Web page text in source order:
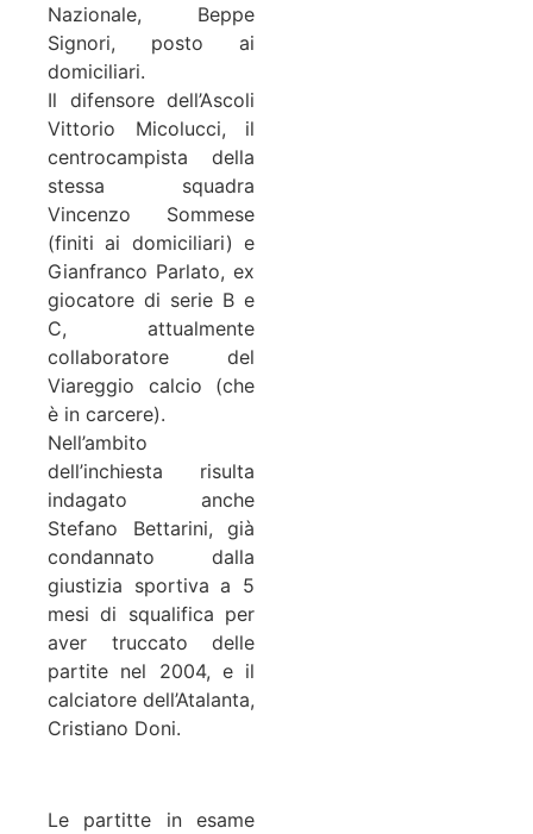
Nazionale, Beppe
Signori, posto ai
domiciliari.
Il difensore dell’Ascoli
Vittorio Micolucci, il
centrocampista della
stessa squadra
Vincenzo Sommese
(finiti ai domiciliari) e
Gianfranco Parlato, ex
giocatore di serie B e
C, attualmente
collaboratore del
Viareggio calcio (che
è in carcere).
Nell’ambito
dell’inchiesta risulta
indagato anche
Stefano Bettarini, già
condannato dalla
giustizia sportiva a 5
mesi di squalifica per
aver truccato delle
partite nel 2004, e il
calciatore dell’Atalanta,
Cristiano Doni.
Le partitte in esame